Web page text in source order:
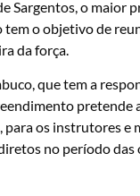
Sargentos, o maior
o objetivo de
da força.
que tem a
pretende
os instrutores e
no período das